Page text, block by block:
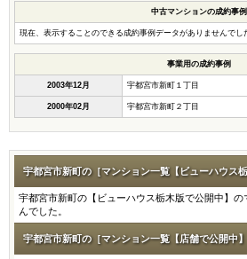
中古マンションの成約事例
現在、表示することのできる成約事例データがありませんでし
事業用の成約事例
2003年12月 宇都宮市新町１丁目
2000年02月 宇都宮市新町２丁目
宇都宮市新町の［マンション一覧【ビューハウス
宇都宮市新町の【ビューハウス栃木版で公開中】
んでした。
宇都宮市新町の［マンション一覧【店舗で公開中】